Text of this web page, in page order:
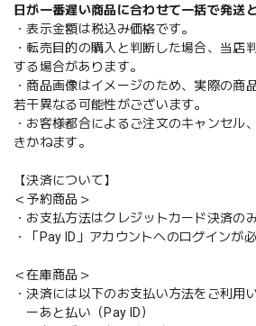
日が一番遅い商品に合わせて一括で発送
・表示金額は税込み価格です。
・転売目的の購入と判断した場合、当店
する場合があります。
・商品画像はイメージのため、実際の商
若干異なる可能性がございます。
・お客様都合によるご注文のキャンセル
きかねます。
【決済について】
＜予約商品＞
・お支払方法はクレジットカード決済の
・「Pay ID」アカウントへのログインが
＜在庫商品＞
・決済には以下のお支払い方法をご利用
ーあと払い（Pay ID）